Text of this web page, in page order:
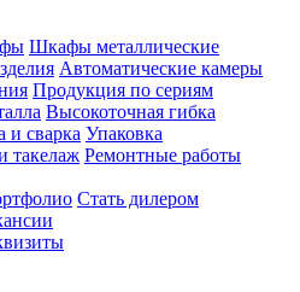
Шкафы металлические
Автоматические камеры
Продукция по сериям
Высокоточная гибка
и сварка Упаковка
такелаж Ремонтные работы
Стать дилером